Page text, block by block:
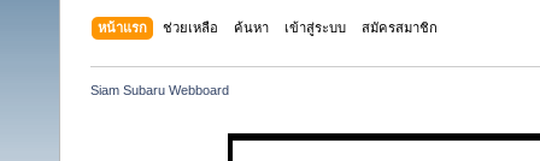
หน้าแรก ช่วยเหลือ ค้นหา เข้าสู่ระบบ สมัครสมาชิก
Siam Subaru Webboard